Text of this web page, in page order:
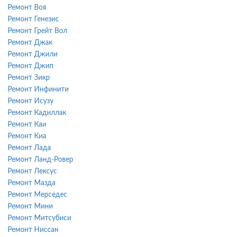
Ремонт Воя
Ремонт Генезис
Ремонт Грейт Вол
Ремонт Джак
Ремонт Джили
Ремонт Джип
Ремонт Зикр
Ремонт Инфинити
Ремонт Исузу
Ремонт Кадиллак
Ремонт Каи
Ремонт Киа
Ремонт Лада
Ремонт Ланд-Ровер
Ремонт Лексус
Ремонт Мазда
Ремонт Мерседес
Ремонт Мини
Ремонт Митсубиси
Ремонт Ниссан